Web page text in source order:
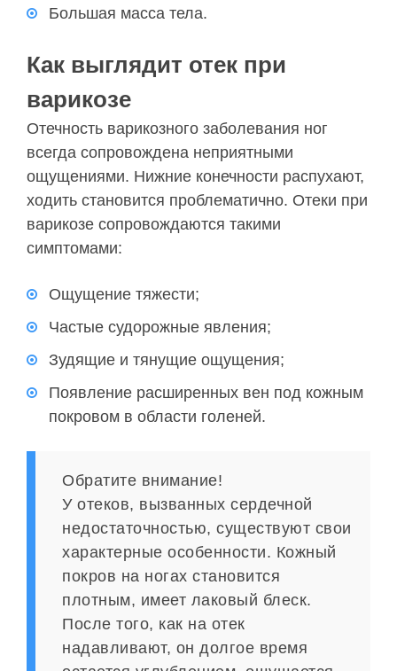
Большая масса тела.
Как выглядит отек при
варикозе
Отечность варикозного заболевания ног
всегда сопровождена неприятными
ощущениями. Нижние конечности распухают,
ходить становится проблематично. Отеки при
варикозе сопровождаются такими
симптомами:
Ощущение тяжести;
Частые судорожные явления;
Зудящие и тянущие ощущения;
Появление расширенных вен под кожным
покровом в области голеней.
Обратите внимание!
У отеков, вызванных сердечной
недостаточностью, существуют свои
характерные особенности. Кожный
покров на ногах становится
плотным, имеет лаковый блеск.
После того, как на отек
надавливают, он долгое время